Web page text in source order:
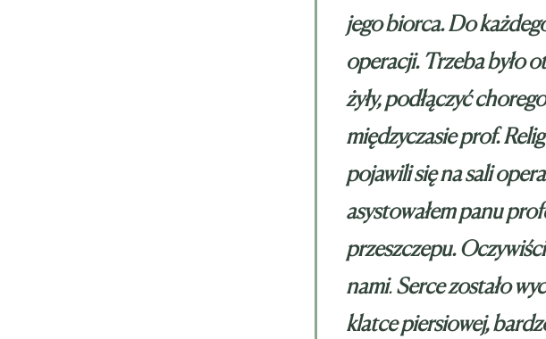
jego biorca. Do
operacji. Trzeba było
żyły, podłączyć
międzyczasie prof.
pojawili się na sali
asystowałem panu
przeszczepu.
nami.Serce zostało
klatce piersiowej,